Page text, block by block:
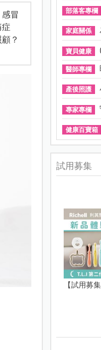
冒
？
部落客專欄
家庭關係
寶貝健康
醫師專欄
產後照護
專家專欄
健康百寶箱
試用募集
【試用募